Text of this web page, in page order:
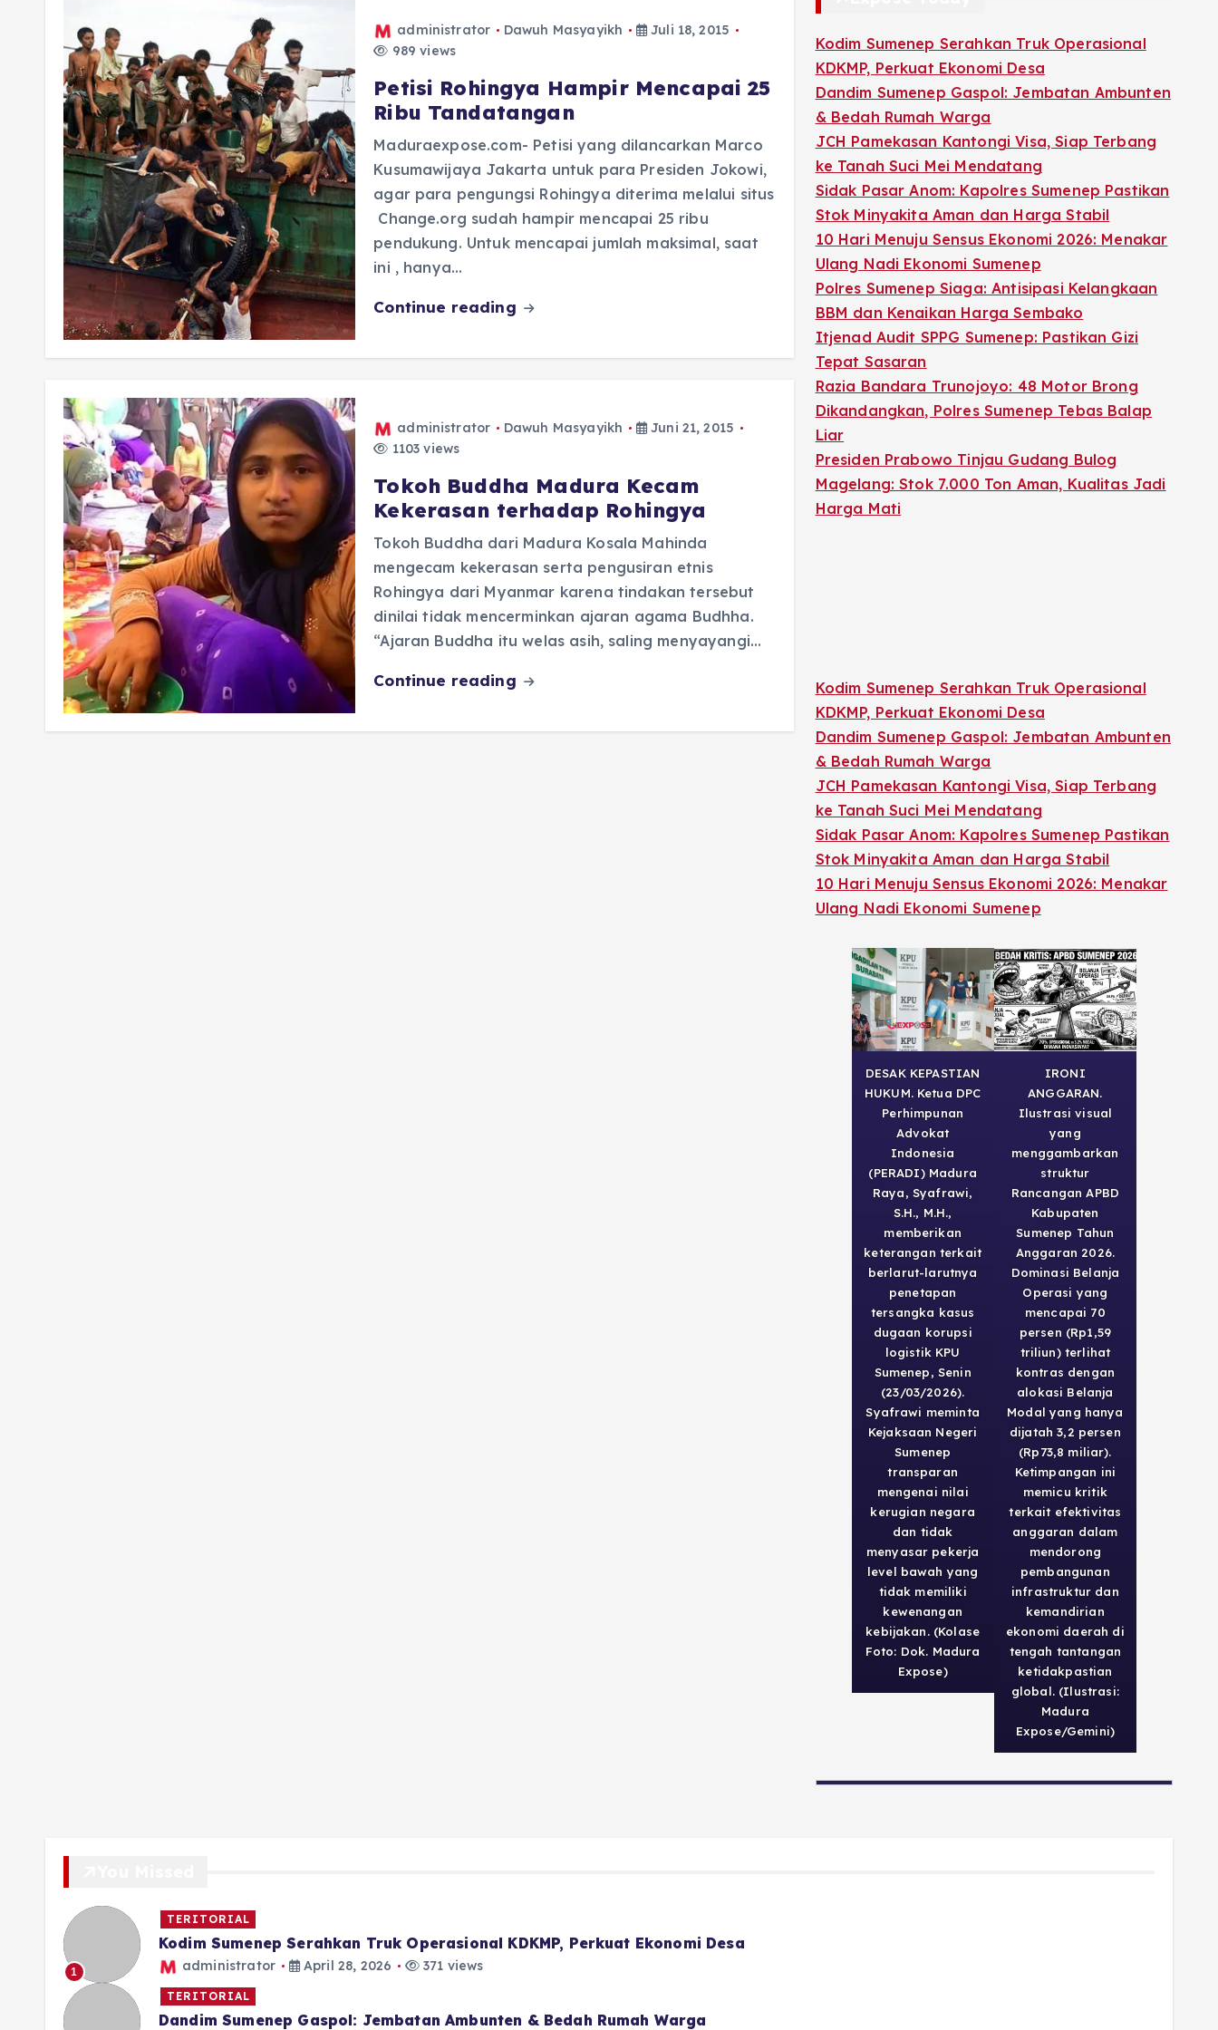
administrator Dawuh Masyayikh
Juli 18, 2015
989 views
Petisi Rohingya Hampir Mencapai 25
Ribu Tandatangan
Maduraexpose.com- Petisi yang dilancarkan Marco
Kusumawijaya Jakarta untuk para Presiden Jokowi,
agar para pengungsi Rohingya diterima melalui situs
Change.org sudah hampir mencapai 25 ribu
pendukung. Untuk mencapai jumlah maksimal, saat
ini , hanya…
Continue reading
administrator Dawuh Masyayikh
Juni 21, 2015
1103 views
Tokoh Buddha Madura Kecam
Kekerasan terhadap Rohingya
Tokoh Buddha dari Madura Kosala Mahinda
mengecam kekerasan serta pengusiran etnis
Rohingya dari Myanmar karena tindakan tersebut
dinilai tidak mencerminkan ajaran agama Budhha.
“Ajaran Buddha itu welas asih, saling menyayangi…
Continue reading
Kodim Sumenep Serahkan Truk Operasional
KDKMP, Perkuat Ekonomi Desa
Dandim Sumenep Gaspol: Jembatan Ambunten
& Bedah Rumah Warga
JCH Pamekasan Kantongi Visa, Siap Terbang
ke Tanah Suci Mei Mendatang
Sidak Pasar Anom: Kapolres Sumenep Pastikan
Stok Minyakita Aman dan Harga Stabil
10 Hari Menuju Sensus Ekonomi 2026: Menakar
Ulang Nadi Ekonomi Sumenep
Polres Sumenep Siaga: Antisipasi Kelangkaan
BBM dan Kenaikan Harga Sembako
Itjenad Audit SPPG Sumenep: Pastikan Gizi
Tepat Sasaran
Razia Bandara Trunojoyo: 48 Motor Brong
Dikandangkan, Polres Sumenep Tebas Balap
Liar
Presiden Prabowo Tinjau Gudang Bulog
Magelang: Stok 7.000 Ton Aman, Kualitas Jadi
Harga Mati
Kodim Sumenep Serahkan Truk Operasional
KDKMP, Perkuat Ekonomi Desa
Dandim Sumenep Gaspol: Jembatan Ambunten
& Bedah Rumah Warga
JCH Pamekasan Kantongi Visa, Siap Terbang
ke Tanah Suci Mei Mendatang
Sidak Pasar Anom: Kapolres Sumenep Pastikan
Stok Minyakita Aman dan Harga Stabil
10 Hari Menuju Sensus Ekonomi 2026: Menakar
Ulang Nadi Ekonomi Sumenep
DESAK KEPASTIAN
HUKUM. Ketua DPC
Perhimpunan
Advokat
Indonesia
(PERADI) Madura
Raya, Syafrawi,
S.H., M.H.,
memberikan
keterangan terkait
berlarut-larutnya
penetapan
tersangka kasus
dugaan korupsi
logistik KPU
Sumenep, Senin
(23/03/2026).
Syafrawi meminta
Kejaksaan Negeri
Sumenep
transparan
mengenai nilai
kerugian negara
dan tidak
menyasar pekerja
level bawah yang
tidak memiliki
kewenangan
kebijakan. (Kolase
Foto: Dok. Madura
Expose)
IRONI
ANGGARAN.
Ilustrasi visual
yang
menggambarkan
struktur
Rancangan APBD
Kabupaten
Sumenep Tahun
Anggaran 2026.
Dominasi Belanja
Operasi yang
mencapai 70
persen (Rp1,59
triliun) terlihat
kontras dengan
alokasi Belanja
Modal yang hanya
dijatah 3,2 persen
(Rp73,8 miliar).
Ketimpangan ini
memicu kritik
terkait efektivitas
anggaran dalam
mendorong
pembangunan
infrastruktur dan
kemandirian
ekonomi daerah di
tengah tantangan
ketidakpastian
global. (Ilustrasi:
Madura
Expose/Gemini)
1
TERITORIAL
Kodim Sumenep Serahkan Truk Operasional KDKMP, Perkuat Ekonomi Desa
administrator April 28, 2026 371 views
TERITORIAL
Dandim Sumenep Gaspol: Jembatan Ambunten & Bedah Rumah Warga